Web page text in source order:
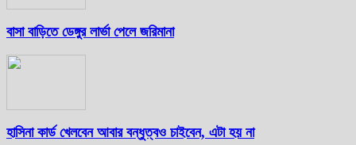
বাসা বাড়িতে ডেঙ্গুর লার্ভা পেলে জরিমানা
হাসিনা কার্ড খেলবেন আবার বন্ধুত্বও চাইবেন, এটা হয় না